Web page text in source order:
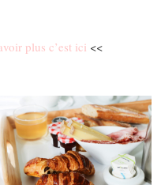
plus c’est ici <<